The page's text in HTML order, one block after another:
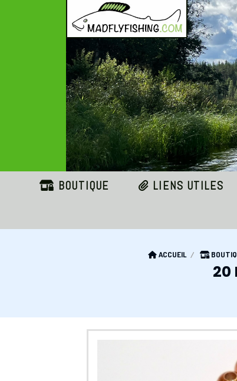
BOUTIQUE LIENS UTILES
ACCUEIL
20
Panneau de gestion des cookies